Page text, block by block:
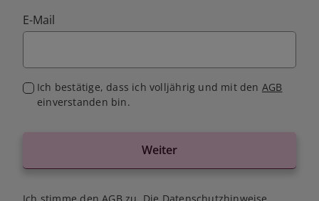
E-Mail
Ich bestätige, dass ich volljährig und mit den AGB
einverstanden bin.
Weiter